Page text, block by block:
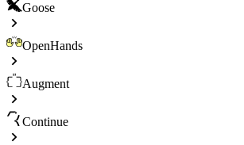
Goose
OpenHands
Augment
Continue